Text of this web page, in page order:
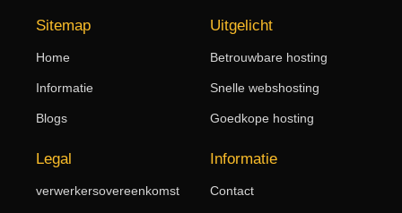
Sitemap
Home
Informatie
Blogs
Uitgelicht
Betrouwbare hosting
Snelle webshosting
Goedkope hosting
Legal
verwerkersovereenkomst
Informatie
Contact